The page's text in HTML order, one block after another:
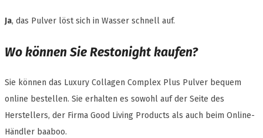
Ja, das Pulver löst sich in Wasser schnell auf.
Wo können Sie Restonight kaufen?
Sie können das Luxury Collagen Complex Plus Pulver bequem
online bestellen. Sie erhalten es sowohl auf der Seite des
Herstellers, der Firma Good Living Products als auch beim Online-
Händler baaboo.